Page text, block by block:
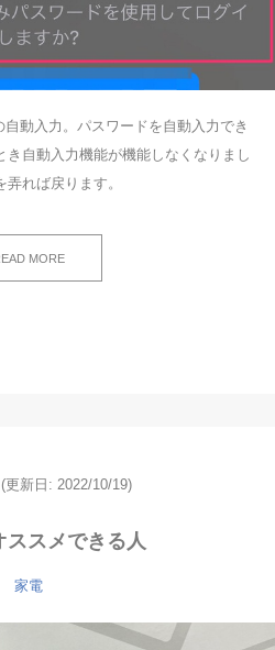
動入力。パスワードを自動入力でき
自動入力機能が機能しなくなりまし
弄れば戻ります。
MORE
(更新日: 2022/10/19)
ススメできる人
家電